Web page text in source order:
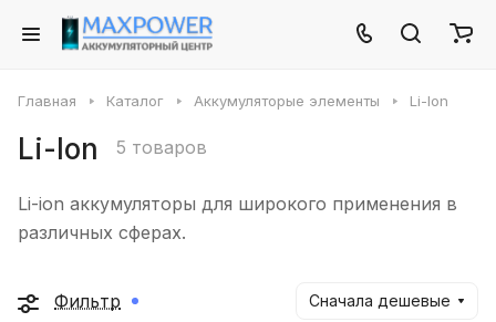
Главная Каталог Аккумуляторые элементы Li-Ion
Li-Ion 5 товаров
Li-ion аккумуляторы для широкого применения в
различных сферах.
Фильтр Сначала дешевые